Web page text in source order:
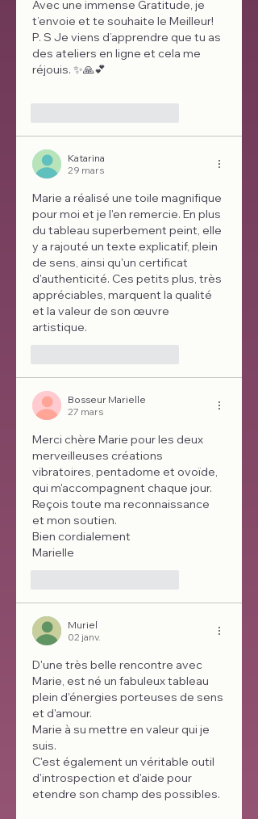
Avec une immense Gratitude, je
t’envoie et te souhaite le Meilleur!
P. S Je viens d’apprendre que tu as
des ateliers en ligne et cela me
réjouis. ✨🙏💕
Katarina
29 mars
Marie a réalisé une toile magnifique
pour moi et je l'en remercie. En plus
du tableau superbement peint, elle
y a rajouté un texte explicatif, plein
de sens, ainsi qu'un certificat
d'authenticité. Ces petits plus, très
appréciables, marquent la qualité
et la valeur de son œuvre
artistique.
Bosseur Marielle
27 mars
Merci chère Marie pour les deux
merveilleuses créations
vibratoires, pentadome et ovoïde,
qui m'accompagnent chaque jour.
Reçois toute ma reconnaissance
et mon soutien.
Bien cordialement
Marielle
Muriel
02 janv.
D'une très belle rencontre avec
Marie, est né un fabuleux tableau
plein d'énergies porteuses de sens
et d'amour.
Marie à su mettre en valeur qui je
suis.
C'est également un véritable outil
d'introspection et d'aide pour
etendre son champ des possibles.